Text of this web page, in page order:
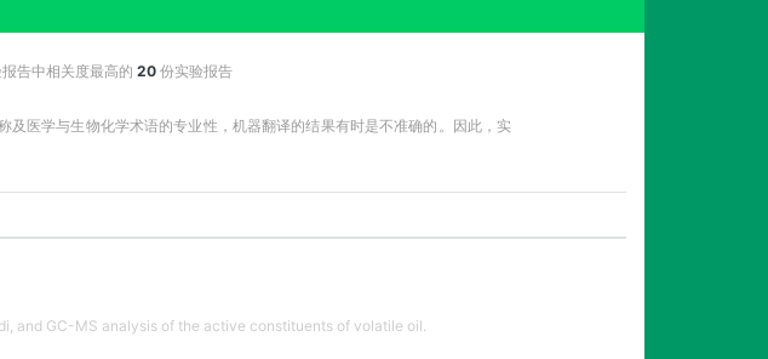
告中相关度最高的 20份实验报告
医学与生物化学术语的专业性，机器翻译的结果有时是不准确的。因此，实
and GC-MS analysis of the active constituents of volatile oil.